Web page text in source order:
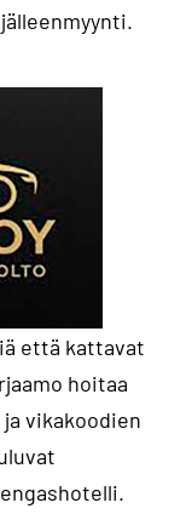
että kattavat
hoitaa
vikakoodien